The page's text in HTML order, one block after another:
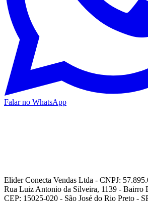
Falar no WhatsApp
Elider Conecta Vendas Ltda - CNPJ:
Rua Luiz Antonio da Silveira, 1139 - Bairro
CEP: 15025-020 - São José do Rio Preto -